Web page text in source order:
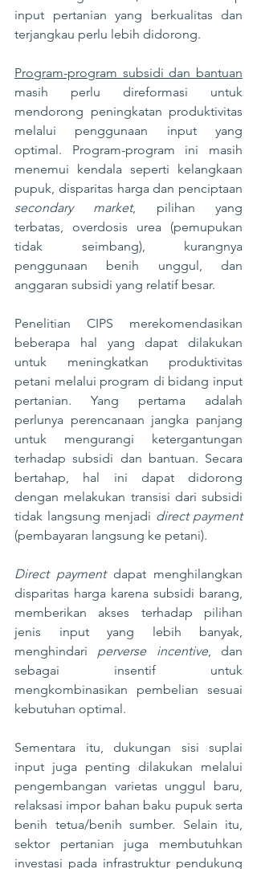
input pertanian yang berkualitas dan
terjangkau perlu lebih didorong.
Program-program subsidi dan bantuan
masih perlu direformasi untuk
mendorong peningkatan produktivitas
melalui penggunaan input yang
optimal. Program-program ini masih
menemui kendala seperti kelangkaan
secondary market, pilihan yang
terbatas, overdosis urea (pemupukan
tidak seimbang), kurangnya
penggunaan benih unggul, dan
anggaran subsidi yang relatif besar.
Penelitian CIPS merekomendasikan
beberapa hal yang dapat dilakukan
untuk meningkatkan produktivitas
petani melalui program di bidang input
pertanian. Yang pertama adalah
perlunya perencanaan jangka panjang
untuk mengurangi ketergantungan
terhadap subsidi dan bantuan. Secara
bertahap, hal ini dapat didorong
dengan melakukan transisi dari subsidi
tidak langsung menjadi
direct payment
(pembayaran langsung ke petani).
Direct payment dapat menghilangkan
disparitas harga karena subsidi barang,
memberikan akses terhadap pilihan
jenis input yang lebih banyak,
menghindari perverse incentive,
dan
sebagai insentif untuk
mengkombinasikan pembelian sesuai
kebutuhan optimal.
Sementara itu, dukungan sisi suplai
input juga penting dilakukan melalui
pengembangan varietas unggul baru,
relaksasi impor bahan baku pupuk serta
benih tetua/benih sumber. Selain itu,
sektor pertanian juga membutuhkan
investasi pada infrastruktur pendukung